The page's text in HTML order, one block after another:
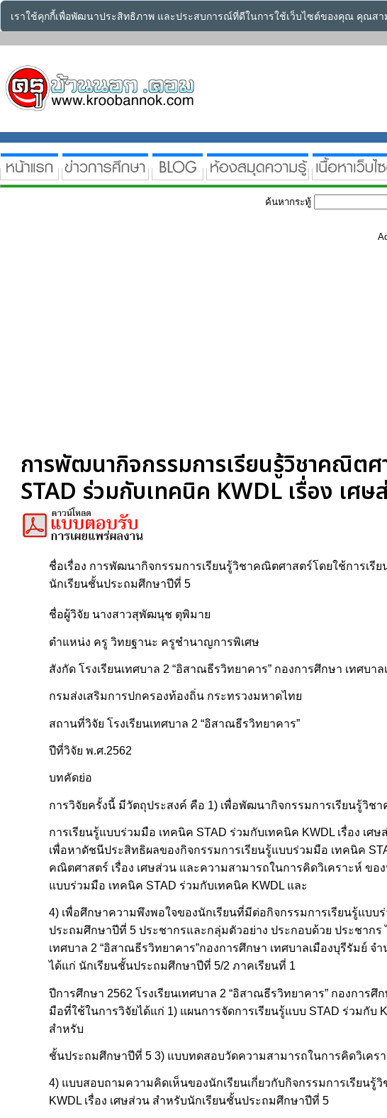
เราใช้คุกกี้เพื่อพัฒนาประสิทธิภาพ และประสบการณ์ที่ดีในการใช้เว็บไซต์ของคุณ คุณสา
ค้นหากระทู้
การพัฒนากิจกรรมการเรียนรู้วิชาคณิตศ
STAD ร่วมกับเทคนิค KWDL เรื่อง เศ
ชื่อเรื่อง การพัฒนากิจกรรมการเรียนรู้วิชาคณิตศาสตร์โดยใช้การเรี
นักเรียนชั้นประถมศึกษาปีที่ 5
ชื่อผู้วิจัย นางสาวสุพัฒนุช ตุพิมาย
ตำแหน่ง ครู วิทยฐานะ ครูชำนาญการพิเศษ
สังกัด โรงเรียนเทศบาล 2 “อิสาณธีรวิทยาคาร” กองการศึกษา เทศบาล
กรมส่งเสริมการปกครองท้องถิ่น กระทรวงมหาดไทย
สถานที่วิจัย โรงเรียนเทศบาล 2 “อิสาณธีรวิทยาคาร”
ปีที่วิจัย พ.ศ.2562
บทคัดย่อ
การวิจัยครั้งนี้ มีวัตถุประสงค์ คือ 1) เพื่อพัฒนากิจกรรมการเรียนรู้วิช
การเรียนรู้แบบร่วมมือ เทคนิค STAD ร่วมกับเทคนิค KWDL เรื่อง
เพื่อหาดัชนีประสิทธิผลของกิจกรรมการเรียนรู้แบบร่วมมือ เทคนิค
คณิตศาสตร์ เรื่อง เศษส่วน และความสามารถในการคิดวิเคราะห์ ข
แบบร่วมมือ เทคนิค STAD ร่วมกับเทคนิค KWDL และ
4) เพื่อศึกษาความพึงพอใจของนักเรียนที่มีต่อกิจกรรมการเรียนรู้แบบ
ประถมศึกษาปีที่ 5 ประชากรและกลุ่มตัวอย่าง ประกอบด้วย ประชาก
เทศบาล 2 “อิสาณธีรวิทยาคาร”กองการศึกษา เทศบาลเมืองบุรีรัมย์ จ
ได้แก่ นักเรียนชั้นประถมศึกษาปีที่ 5/2 ภาคเรียนที่ 1
ปีการศึกษา 2562 โรงเรียนเทศบาล 2 “อิสาณธีรวิทยาคาร” กองการ
มือที่ใช้ในการวิจัยได้แก่ 1) แผนการจัดการเรียนรู้แบบ STAD ร่วมกั
สำหรับ
ชั้นประถมศึกษาปีที่ 5 3) แบบทดสอบวัดความสามารถในการคิดวิเคร
4) แบบสอบถามความคิดเห็นของนักเรียนเกี่ยวกับกิจกรรมการเรียน
KWDL เรื่อง เศษส่วน สำหรับนักเรียนชั้นประถมศึกษาปีที่ 5